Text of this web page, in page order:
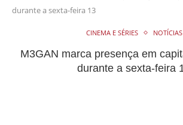
durante a sexta-feira 13
CINEMA E SÉRIES NOTÍCIAS
M3GAN marca presença em
durante a sexta-feira